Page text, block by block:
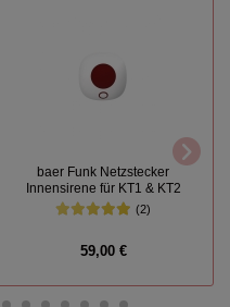
baer Funk Netzstecker
Innensirene für KT1 & KT2
(2)
59,00 €